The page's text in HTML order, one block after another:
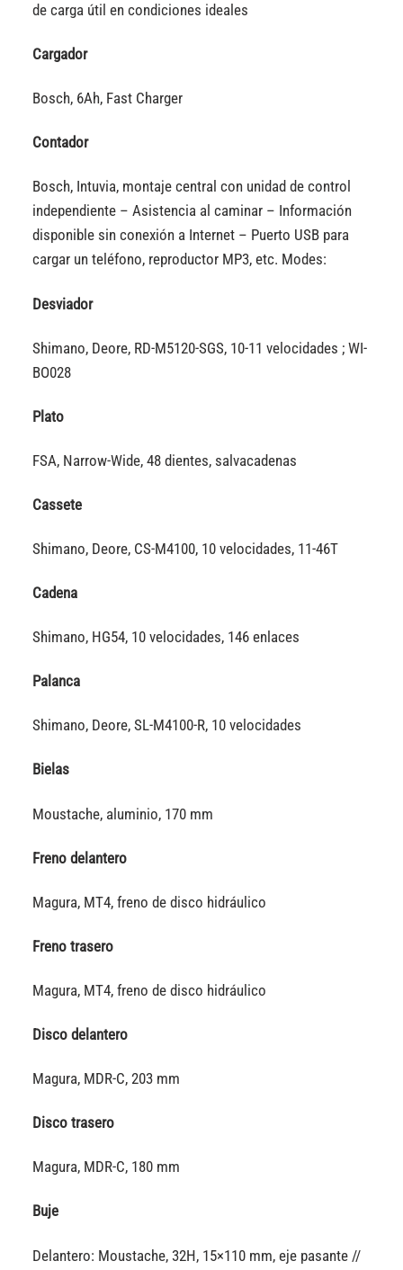
de carga útil en condiciones ideales
Cargador
Bosch, 6Ah, Fast Charger
Contador
Bosch, Intuvia, montaje central con unidad de control
independiente – Asistencia al caminar – Información
disponible sin conexión a Internet – Puerto USB para
cargar un teléfono, reproductor MP3, etc. Modes:
Desviador
Shimano, Deore, RD-M5120-SGS, 10-11 velocidades ; WI-
BO028
Plato
FSA, Narrow-Wide, 48 dientes, salvacadenas
Cassete
Shimano, Deore, CS-M4100, 10 velocidades, 11-46T
Cadena
Shimano, HG54, 10 velocidades, 146 enlaces
Palanca
Shimano, Deore, SL-M4100-R, 10 velocidades
Bielas
Moustache, aluminio, 170 mm
Freno delantero
Magura, MT4, freno de disco hidráulico
Freno trasero
Magura, MT4, freno de disco hidráulico
Disco delantero
Magura, MDR-C, 203 mm
Disco trasero
Magura, MDR-C, 180 mm
Buje
Delantero: Moustache, 32H, 15×110 mm, eje pasante //